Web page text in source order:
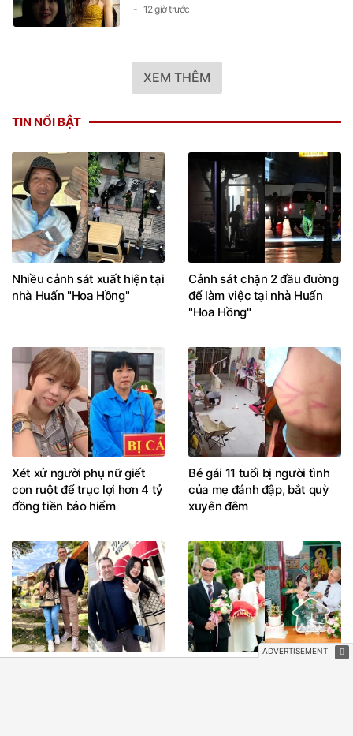
12 giờ trước
XEM THÊM
TIN NỔI BẬT
Nhiều cảnh sát xuất hiện tại
nhà Huấn "Hoa Hồng"
Cảnh sát chặn 2 đầu đường
để làm việc tại nhà Huấn
"Hoa Hồng"
Xét xử người phụ nữ giết
con ruột để trục lợi hơn 4 tỷ
đồng tiền bảo hiểm
Bé gái 11 tuổi bị người tình
của mẹ đánh đập, bắt quỳ
xuyên đêm